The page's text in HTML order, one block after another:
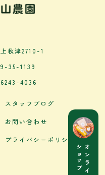
秋津2710-1
35-1139
4036
スタッフブログ
お問い合わせ
プライバシーポリシー